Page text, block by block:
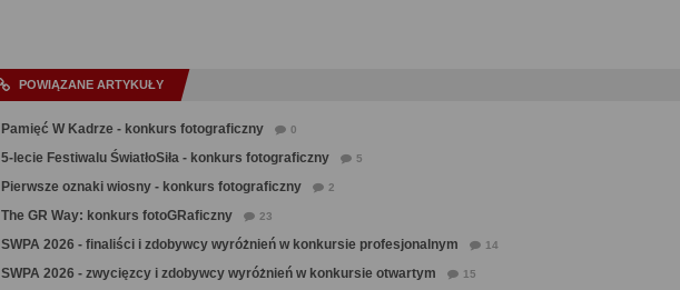
POWIĄZANE ARTYKUŁY
Pamięć W Kadrze - konkurs fotograficzny 0
5-lecie Festiwalu ŚwiatłoSiła - konkurs fotograficzny 5
Pierwsze oznaki wiosny - konkurs fotograficzny 2
The GR Way: konkurs fotoGRaficzny 23
SWPA 2026 -​ ​finaliści i zdobywcy wyróżnień ​w konkursie profesjonalnym 14
SWPA 2026 - zwycięzcy i zdobywcy wyróżnień w konkursie otwartym 15